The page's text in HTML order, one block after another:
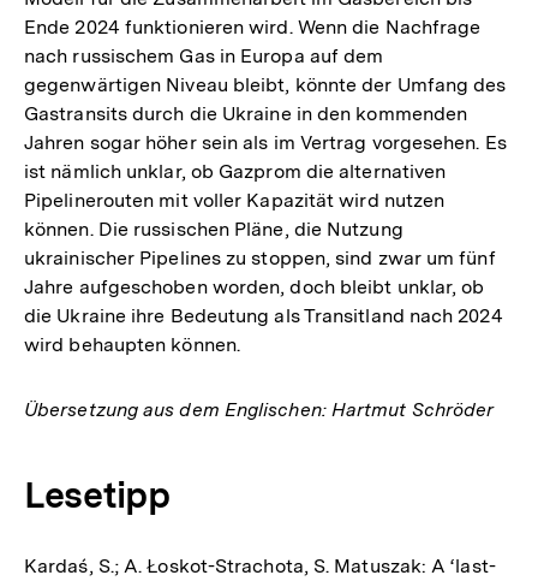
Ende 2024 funktionieren wird. Wenn die Nachfrage
nach russischem Gas in Europa auf dem
gegenwärtigen Niveau bleibt, könnte der Umfang des
Gastransits durch die Ukraine in den kommenden
Jahren sogar höher sein als im Vertrag vorgesehen. Es
ist nämlich unklar, ob Gazprom die alternativen
Pipelinerouten mit voller Kapazität wird nutzen
können. Die russischen Pläne, die Nutzung
ukrainischer Pipelines zu stoppen, sind zwar um fünf
Jahre aufgeschoben worden, doch bleibt unklar, ob
die Ukraine ihre Bedeutung als Transitland nach 2024
wird behaupten können.
Übersetzung aus dem Englischen: Hartmut Schröder
Lesetipp
Kardaś, S.; A. Łoskot-Strachota, S. Matuszak: A ‘last-